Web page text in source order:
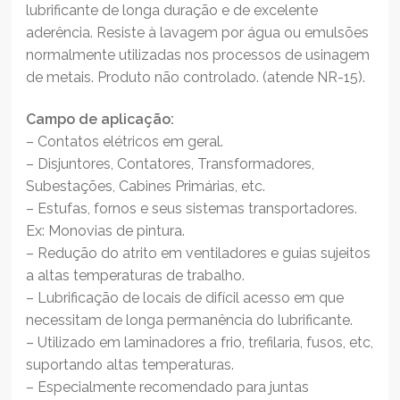
lubrificante de longa duração e de excelente
aderência. Resiste à lavagem por água ou emulsões
normalmente utilizadas nos processos de usinagem
de metais. Produto não controlado. (atende NR-15).
Campo de aplicação:
– Contatos elétricos em geral.
– Disjuntores, Contatores, Transformadores,
Subestações, Cabines Primárias, etc.
– Estufas, fornos e seus sistemas transportadores.
Ex: Monovias de pintura.
– Redução do atrito em ventiladores e guias sujeitos
a altas temperaturas de trabalho.
– Lubrificação de locais de difícil acesso em que
necessitam de longa permanência do lubrificante.
– Utilizado em laminadores a frio, trefilaria, fusos, etc,
suportando altas temperaturas.
– Especialmente recomendado para juntas